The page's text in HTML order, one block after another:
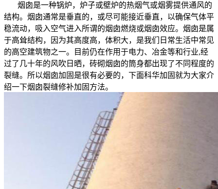
烟囱是一种锅炉，炉子或壁炉的热烟气或烟雾提供通风的
结构。烟囱通常是垂直的，或尽可能接近垂直，以确保气体平
稳流动，吸入空气进入所谓的烟囱燃烧或烟囱效应。烟囱是属
于高耸结构，因为其高度高，体积大，是我们日常生活中常见
的高空建筑物之一。目前仍在作用于电力、冶金等和行业,经
过了几十年的风吹日晒，砖砌烟囱的筒身都出现了不同程度的
裂缝。所以烟囱加固是很有必要的，下面科华加固就为大家介
绍一下烟囱裂缝修补加固方法。